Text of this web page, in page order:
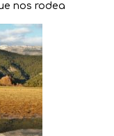
nos rodea